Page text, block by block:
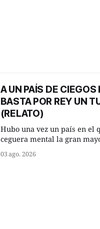
A UN PAÍS DE CIEGOS
BASTA POR REY UN
(RELATO)
Hubo una vez un país en el
ceguera mental la gran
multitud de ciegos mentales
03 ago. 2026